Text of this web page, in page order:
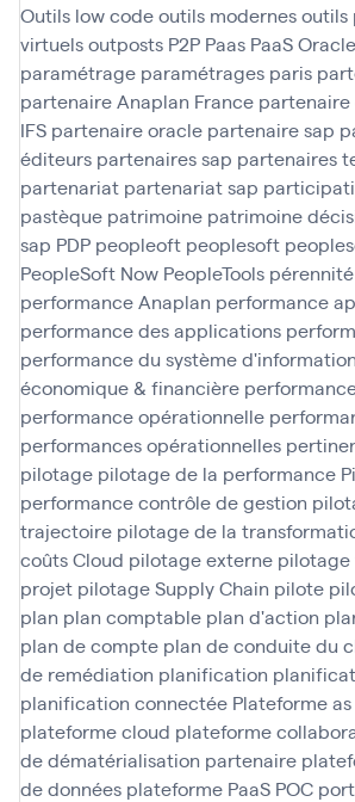
Outils low codeoutils modernesoutils
virtuelsoutposts P2P Paas PaaS Oracle
paramétrage paramétrages paris
partenaire Anaplan France partenaire
IFS partenaire oracle partenaire sap
éditeurs partenaires sap partenaires
partenariat partenariat sap
pastèque patrimoine patrimoine
sap PDP peopleoft peoplesoft
PeopleSoft Now PeopleTools pérennité
performance Anaplan performance
performance des applications
performance du système d'information
économique & financière
performance opérationnelle
performances opérationnelles
pilotage pilotage de la performance
performance contrôle de gestion
trajectoire pilotage de la
coûts Cloud pilotage externe
projet pilotage Supply Chain pilote
plan plan comptable plan d'action
plan de compte plan de conduite du
de remédiation planification
planification connectée Plateforme
plateforme cloud plateforme
de dématérialisation partenaire
de données plateforme PaaS POC